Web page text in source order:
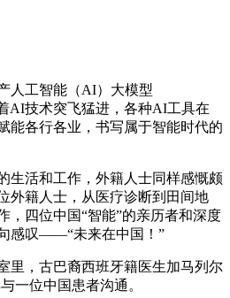
工智能（AI）大模型
AI技术突飞猛进，各种AI工具在
能各行各业，书写属于智能时代的
活和工作，外籍人士同样感慨颇
外籍人士，从医疗诊断到田间地
，四位中国“智能”的亲历者和深度
感叹——“未来在中国！”
，古巴裔西班牙籍医生加马列尔
一位中国患者沟通。